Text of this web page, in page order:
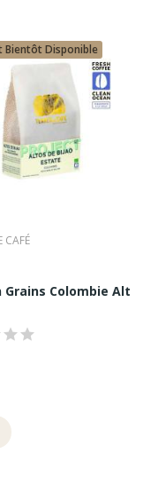
du corps. Les
malgré
brûlé, équilibre.
permet
: comprendre la
de micro-lot
travaillés
structurée.
Terres...
Bientôt Disponible
CAFÉ
Grains Colombie